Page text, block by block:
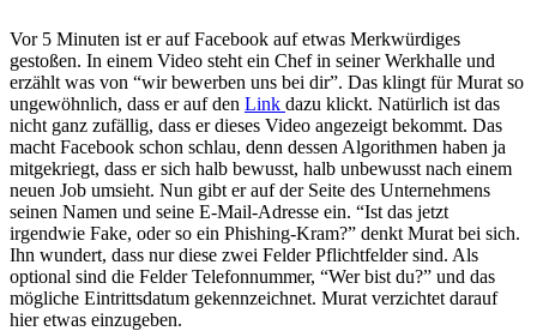
Vor 5 Minuten ist er auf Facebook auf etwas Merkwürdiges
gestoßen. In einem Video steht ein Chef in seiner Werkhalle und
erzählt was von “wir bewerben uns bei dir”. Das klingt für Murat so
ungewöhnlich, dass er auf den Link dazu klickt. Natürlich ist das
nicht ganz zufällig, dass er dieses Video angezeigt bekommt. Das
macht Facebook schon schlau, denn dessen Algorithmen haben ja
mitgekriegt, dass er sich halb bewusst, halb unbewusst nach einem
neuen Job umsieht. Nun gibt er auf der Seite des Unternehmens
seinen Namen und seine E-Mail-Adresse ein. “Ist das jetzt
irgendwie Fake, oder so ein Phishing-Kram?” denkt Murat bei sich.
Ihn wundert, dass nur diese zwei Felder Pflichtfelder sind. Als
optional sind die Felder Telefonnummer, “Wer bist du?” und das
mögliche Eintrittsdatum gekennzeichnet. Murat verzichtet darauf
hier etwas einzugeben.